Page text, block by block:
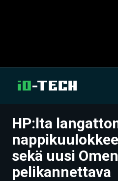
UUTISET
ARTIKKELIT
VIDEOT
HP:lta
sekä uusi
pelikannettava